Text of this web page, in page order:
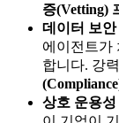
증(Vetting)
데이터 보
에이전트가
합니다. 강
상호 운용